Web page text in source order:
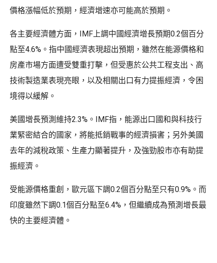
價格漲幅低於預期，經濟增速亦可能高於預期。
各主要經濟體方面，IMF上調中國經濟增長預期0.2個百分
點至4.6%。指中國經濟表現超出預期，雖然在能源價格和
房產市場方面遭受雙重打擊，但受惠於公共工程支出、高
技術製造業表現亮眼，以及相關出口有力提振經濟，令困
境得以緩解。
美國增長預測維持2.3%。IMF指，能源出口國和與科技行
業緊密結合的國家，將能抵銷戰事的經濟損害；另外美國
去年的減稅政策、生產力顯著提升，及強勁股市亦有助提
振經濟。
受能源價格重創，歐元區下調0.2個百分點至只有0.9%。而
印度雖然下調0.1個百分點至6.4%，但繼續成為預測增長最
快的主要經濟體。